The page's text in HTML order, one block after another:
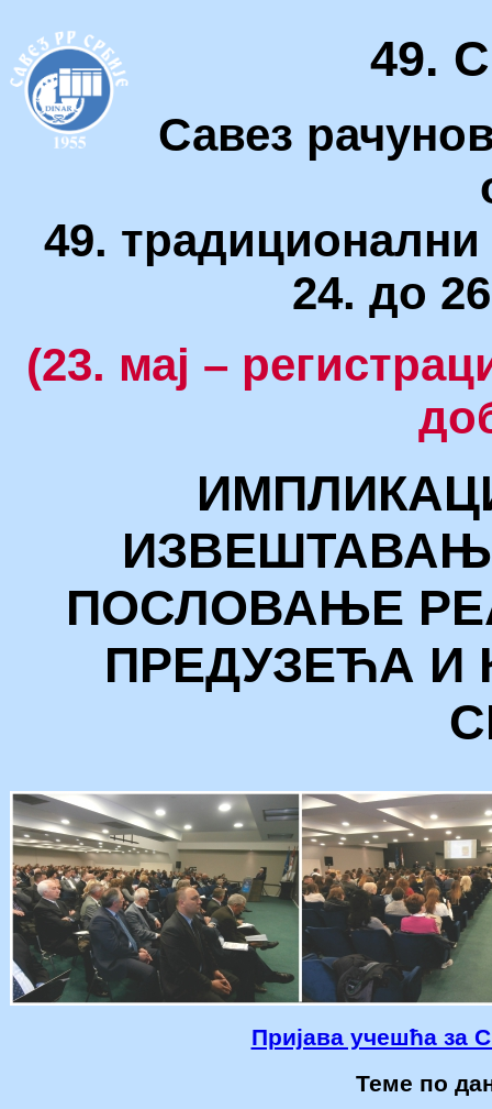
49.
Савез
49.
24. до
(23. мај –
ПОСЛОВАЊЕ
ПРЕДУЗЕЋА И
Пријава учешћа за
Теме по